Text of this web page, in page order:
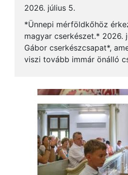
2026. július 5.
*Ünnepi mérföldkőhöz
magyar cserkészet.* 2026.
Gábor cserkészcsapat*,
viszi tovább immár önálló